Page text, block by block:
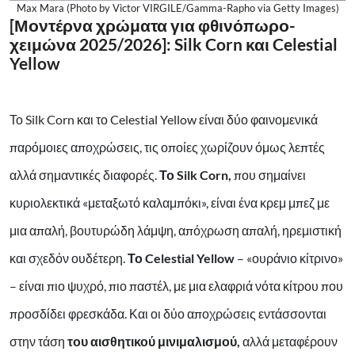
Max Mara (Photo by Victor VIRGILE/Gamma-Rapho via Getty Images)
[Μοντέρνα χρώματα για φθινόπωρο-
χειμώνα 2025/2026]: Silk Corn και Celestial
Yellow
Το Silk Corn και το Celestial Yellow είναι δύο φαινομενικά
παρόμοιες αποχρώσεις, τις οποίες χωρίζουν όμως λεπτές
αλλά σημαντικές διαφορές. Το Silk Corn, που σημαίνει
κυριολεκτικά «μεταξωτό καλαμπόκι», είναι ένα κρεμ μπεζ με
μια απαλή, βουτυρώδη λάμψη, απόχρωση απαλή, ηρεμιστική
και σχεδόν ουδέτερη. Το Celestial Yellow – «ουράνιο κίτρινο»
– είναι πιο ψυχρό, πιο παστέλ, με μια ελαφριά νότα κίτρου που
προσδίδει φρεσκάδα. Και οι δύο αποχρώσεις εντάσσονται
στην τάση του αισθητικού μινιμαλισμού, αλλά μεταφέρουν